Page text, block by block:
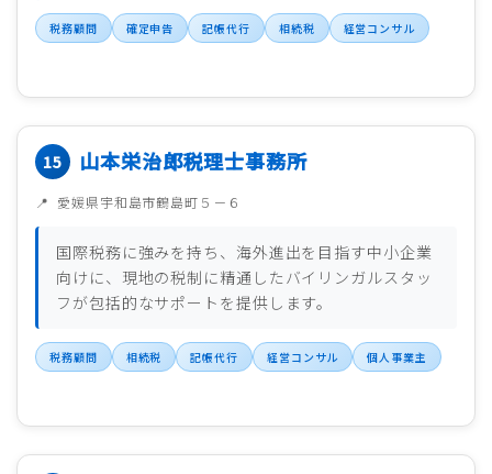
税務顧問 確定申告 記帳代行 相続税 経営コンサル
山本栄治郎税理士事務所
愛媛県宇和島市鶴島町５－６
国際税務に強みを持ち、海外進出を目指す中小企業
向けに、現地の税制に精通したバイリンガルスタッ
フが包括的なサポートを提供します。
税務顧問 相続税 記帳代行 経営コンサル 個人事業主